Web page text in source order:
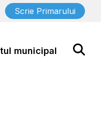
Scrie Primarului
municipal